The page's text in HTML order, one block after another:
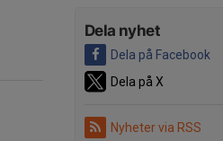
Dela nyhet
Dela på Facebook
Dela på X
Nyheter via RSS